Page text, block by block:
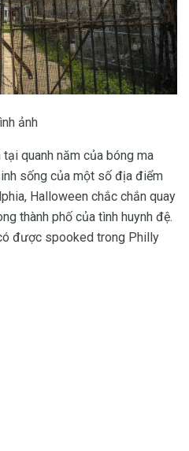
ảnh
quanh năm của bóng ma
sống của một số địa điểm
Halloween chắc chắn quay
thành phố của tình huynh đệ.
được spooked trong Philly